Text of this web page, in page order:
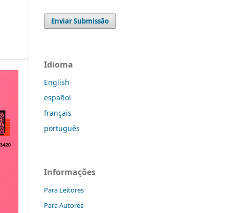
Enviar Submissão
Idioma
English
español
français
português
Informações
Para Leitores
Para Autores